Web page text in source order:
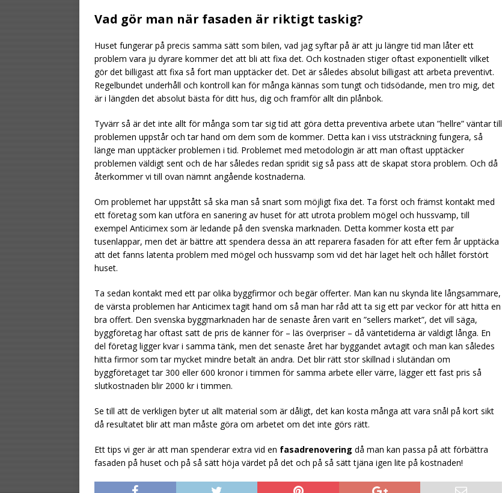
Vad gör man när fasaden är riktigt taskig?
Huset fungerar på precis samma sätt som bilen, vad jag syftar på är att ju längre tid man låter ett
problem vara ju dyrare kommer det att bli att fixa det. Och kostnaden stiger oftast exponentiellt vilket
gör det billigast att fixa så fort man upptäcker det. Det är således absolut billigast att arbeta preventivt.
Regelbundet underhåll och kontroll kan för många kännas som tungt och tidsödande, men tro mig, det
är i längden det absolut bästa för ditt hus, dig och framför allt din plånbok.
Tyvärr så är det inte allt för många som tar sig tid att göra detta preventiva arbete utan ”hellre” väntar till
problemen uppstår och tar hand om dem som de kommer. Detta kan i viss utsträckning fungera, så
länge man upptäcker problemen i tid. Problemet med metodologin är att man oftast upptäcker
problemen väldigt sent och de har således redan spridit sig så pass att de skapat stora problem. Och då
återkommer vi till ovan nämnt angående kostnaderna.
Om problemet har uppstått så ska man så snart som möjligt fixa det. Ta först och främst kontakt med
ett företag som kan utföra en sanering av huset för att utrota problem mögel och hussvamp, till
exempel Anticimex som är ledande på den svenska marknaden. Detta kommer kosta ett par
tusenlappar, men det är bättre att spendera dessa än att reparera fasaden för att efter fem år upptäcka
att det fanns latenta problem med mögel och hussvamp som vid det här laget helt och hållet förstört
huset.
Ta sedan kontakt med ett par olika byggfirmor och begär offerter. Man kan nu skynda lite långsammare,
de värsta problemen har Anticimex tagit hand om så man har råd att ta sig ett par veckor för att hitta en
bra offert. Den svenska byggmarknaden har de senaste åren varit en ”sellers market”, det vill säga,
byggföretag har oftast satt de pris de känner för – läs överpriser – då väntetiderna är väldigt långa. En
del företag ligger kvar i samma tänk, men det senaste året har byggandet avtagit och man kan således
hitta firmor som tar mycket mindre betalt än andra. Det blir rätt stor skillnad i slutändan om
byggföretaget tar 300 eller 600 kronor i timmen för samma arbete eller värre, lägger ett fast pris så
slutkostnaden blir 2000 kr i timmen.
Se till att de verkligen byter ut allt material som är dåligt, det kan kosta många att vara snål på kort sikt
då resultatet blir att man måste göra om arbetet om det inte görs rätt.
Ett tips vi ger är att man spenderar extra vid en fasadrenovering då man kan passa på att förbättra
fasaden på huset och på så sätt höja värdet på det och på så sätt tjäna igen lite på kostnaden!